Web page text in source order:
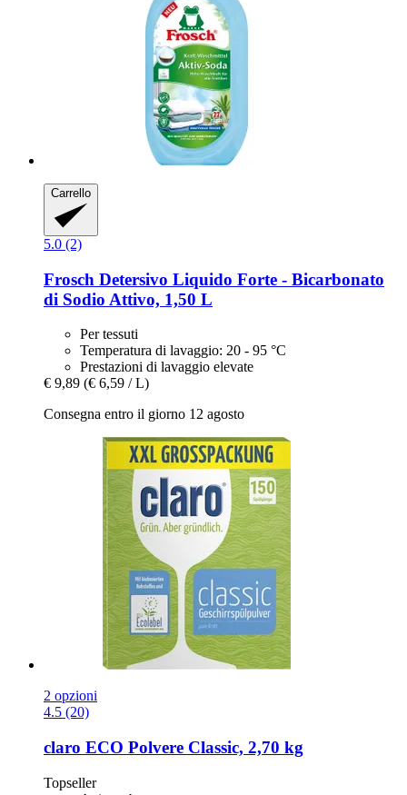
Carrello
5.0 (2)
Frosch Detersivo Liquido Forte -​ Bicarbonato
di Sodio Attivo, 1,50 L
Per tessuti
Temperatura di lavaggio: 20 - 95 °C
Prestazioni di lavaggio elevate
€ 9,89 (€ 6,59 / L)
Consegna entro il giorno 12 agosto
2 opzioni
4.5 (20)
claro ECO Polvere Classic, 2,70 kg
Topseller